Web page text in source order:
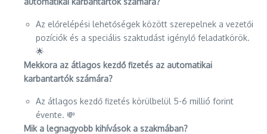
Az előrelépési lehetőségek között szerepelnek a vezetői
pozíciók és a speciális szaktudást igénylő feladatkörök.
🌟
Mekkora az átlagos kezdő fizetés az automatikai
karbantartók számára?
Az átlagos kezdő fizetés körülbelül 5-6 millió forint
évente. 💸
Mik a legnagyobb kihívások a szakmában?